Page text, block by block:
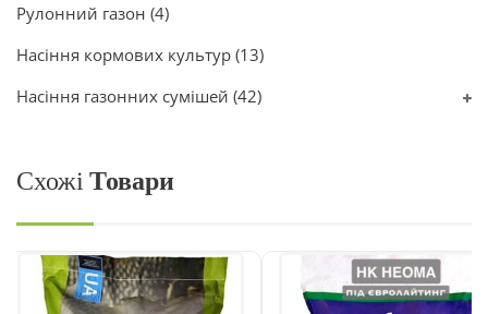
Рулонний газон (4)
Насіння кормових культур (13)
Насіння газонних сумішей (42)
Схожі Товари